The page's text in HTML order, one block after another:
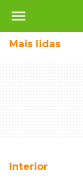
menu
Mais lidas
Interior